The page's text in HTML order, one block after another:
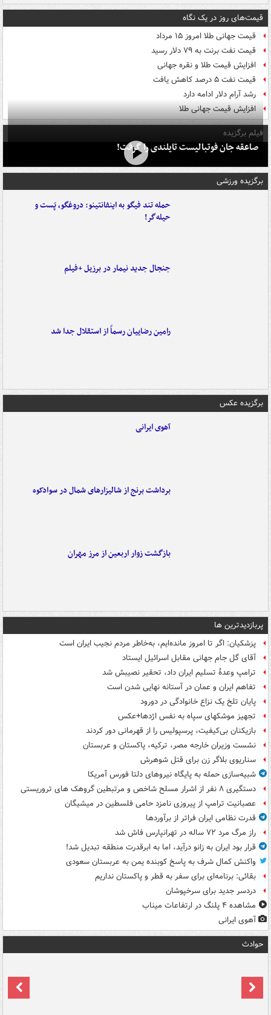
قیمت‌های روز در یک نگاه
قیمت جهانی طلا امروز ۱۵ مرداد
قیمت نفت برنت به ۷۹ دلار رسید
افزایش قیمت طلا و نقره جهانی
قیمت نفت ۵ درصد کاهش یافت
رشد آرام دلار ادامه دارد
افزایش قیمت جهانی طلا
فیلم برگزیده
صاعقه جان فوتبالیست تایلندی را گرفت!
برگزیده ورزشی
حمله تند فیگو به اینفانتینو: دروغگو، پَست‌ و
حیله‌گر!
جنجال جدید نیمار در برزیل +فیلم
رامین رضاییان رسماً از استقلال جدا شد
برگزیده عکس
آهوی ایرانی
برداشت برنج از شالیزارهای شمال در سوادکوه
بازگشت زوار اربعین از مرز مهران
پربازدیدترین ها
پزشکیان: اگر تا امروز مانده‌ایم، به‌خاطر مردم نجیب ایران است
آقای گل جام جهانی مقابل اسرائیل ایستاد
ترامپ وعدۀ تسلیم ایران داد، تحقیر نصیبش شد
تفاهم ایران و عمان در آستانه نهایی شدن است
پایان تلخ یک نزاع خانوادگی در دورود
تجهیز موشکهای سپاه به نفس اژدها+عکس
بازیکنان بی‌کیفیت، پرسپولیس را از قهرمانی دور کردند
نشست وزیران خارجه مصر، ترکیه، پاکستان و عربستان
سناریوی بلاگر زن برای قتل شوهرش
شبیه‌سازی حمله به پایگاه نیروهای دلتا فورس آمریکا
دستگیری ۸ نفر از اشرار مسلح شاخص و مرتبطین گروهک های تروریستی
عصبانیت ترامپ از پیروزی نامزد حامی فلسطین در میشیگان
قدرت نظامی ایران فراتر از برآوردها
راز مرگ مرد ۷۲ ساله در تهرانپارس فاش شد
قرار بود ایران به زانو درآید، اما به ابرقدرت منطقه تبدیل شد!
واکنش کمال شرف به پاسخ کوبنده یمن به عربستان سعودی
بقائی: برنامه‌ای برای سفر به قطر و پاکستان نداریم
دردسر جدید برای سرخپوشان
مشاهده ۴ پلنگ در ارتفاعات میناب
آهوی ایرانی
حوادث